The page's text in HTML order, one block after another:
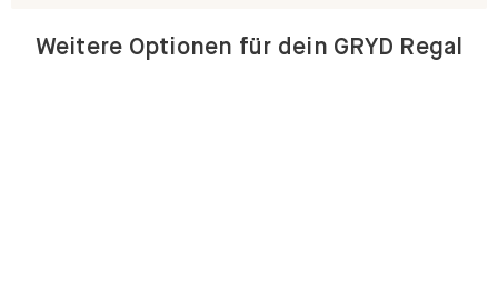
Weitere Optionen für dein GRYD Regal